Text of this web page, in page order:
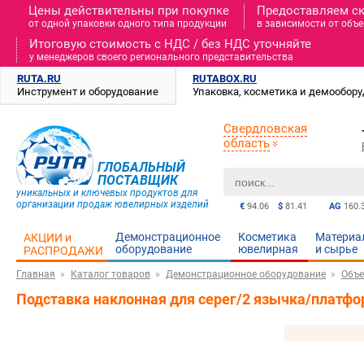
Цены действительны при покупке
от одной упаковки одного типа продукции
Предоставляем
в зависимости от
Итоговую стоимость c НДС / без НДС уточняйте
у менеджеров своего регионального представительства
RUTA.RU
Инструмент и оборудование
RUTABOX.RU
Упаковка, косметика и
ГЛОБАЛЬНЫЙ
ПОСТАВЩИК
уникальных и ключевых продуктов для
организации продаж ювелирных изделий
AG
€ 94.06 $ 81.41
Свердловская
область
АКЦИИ и
РАСПРОДАЖИ
Демонстрационное
оборудование
Косметика
ювелирная
и cырье
Главная Каталог товаров Демонстрационное оборудование
Подставка наклонная для серег/2 язычка/